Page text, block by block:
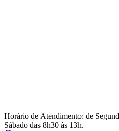
Horário de Atendimento: de
Sábado das 8h30 às 13h.